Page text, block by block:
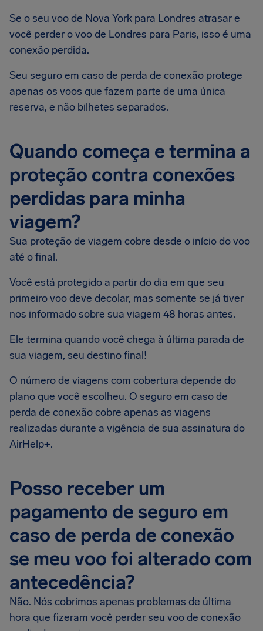
Se o seu voo de Nova York para Londres atrasar e
você perder o voo de Londres para Paris, isso é uma
conexão perdida.
Seu seguro em caso de perda de conexão protege
apenas os voos que fazem parte de uma única
reserva, e não bilhetes separados.
Quando começa e termina a
proteção contra conexões
perdidas para minha
viagem?
Sua proteção de viagem cobre desde o início do voo
até o final.
Você está protegido a partir do dia em que seu
primeiro voo deve decolar, mas somente se já tiver
nos informado sobre sua viagem 48 horas antes.
Ele termina quando você chega à última parada de
sua viagem, seu destino final!
O número de viagens com cobertura depende do
plano que você escolheu. O seguro em caso de
perda de conexão cobre apenas as viagens
realizadas durante a vigência de sua assinatura do
AirHelp+.
Posso receber um
pagamento de seguro em
caso de perda de conexão
se meu voo foi alterado com
antecedência?
Não. Nós cobrimos apenas problemas de última
hora que fizeram você perder seu voo de conexão